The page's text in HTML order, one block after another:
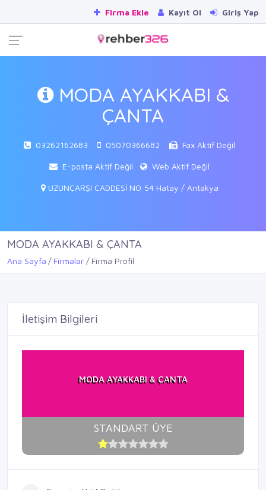
Firma Ekle Kayıt Ol Giriş Yap
MODA AYAKKABI &
ÇANTA
03262162683 05070366682 Fax Aktif Değil
E-posta Aktif Değil Web Aktif Değil
UZUNÇARŞI CADDESİ NO:54 Hatay / Antakya
MODA AYAKKABI & ÇANTA
Ana Sayfa Firmalar Firma Profil
İletişim Bilgileri
MODA AYAKKABI & ÇANTA
STANDART ÜYE